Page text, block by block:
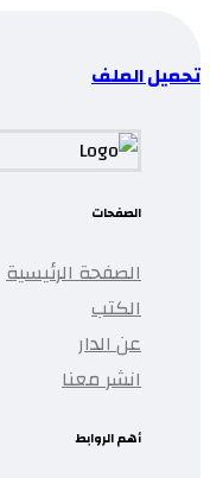
تحميل الملف
الصفحات
الصفحة الرئيسية
الكتب
عن الدار
انشر معنا
أهم الروابط